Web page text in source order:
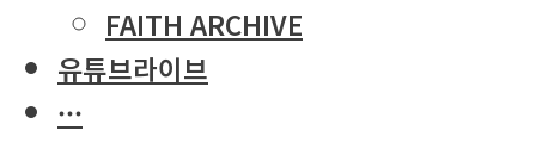
FAITH ARCHIVE
유튜브라이브
···